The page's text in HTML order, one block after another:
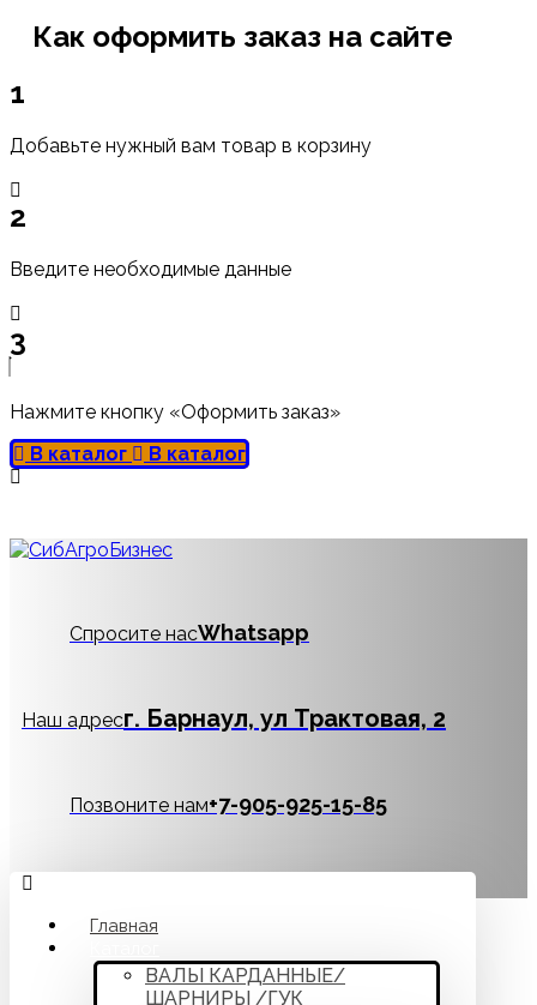
Как оформить заказ на сайте
1
Добавьте нужный вам товар в корзину
2
Введите необходимые данные
3
Нажмите кнопку «Оформить заказ»
В каталог
В каталог
Спросите насWhatsapp
Наш адресг. Барнаул, ул Трактовая, 2
Позвоните нам‪+7-905-925-15-85
Главная
ВАЛЫ КАРДАННЫЕ/
ШАРНИРЫ /ГУК